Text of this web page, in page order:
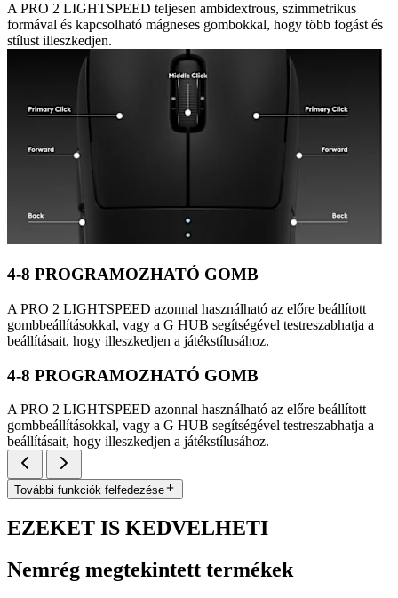
A PRO 2 LIGHTSPEED teljesen ambidextrous, szimmetrikus
formával és kapcsolható mágneses gombokkal, hogy több fogást és
stílust illeszkedjen.
4-8 PROGRAMOZHATÓ GOMB
A PRO 2 LIGHTSPEED azonnal használható az előre beállított
gombbeállításokkal, vagy a G HUB segítségével testreszabhatja a
beállításait, hogy illeszkedjen a játékstílusához.
4-8 PROGRAMOZHATÓ GOMB
A PRO 2 LIGHTSPEED azonnal használható az előre beállított
gombbeállításokkal, vagy a G HUB segítségével testreszabhatja a
beállításait, hogy illeszkedjen a játékstílusához.
További funkciók felfedezése
EZEKET IS KEDVELHETI
Nemrég megtekintett termékek